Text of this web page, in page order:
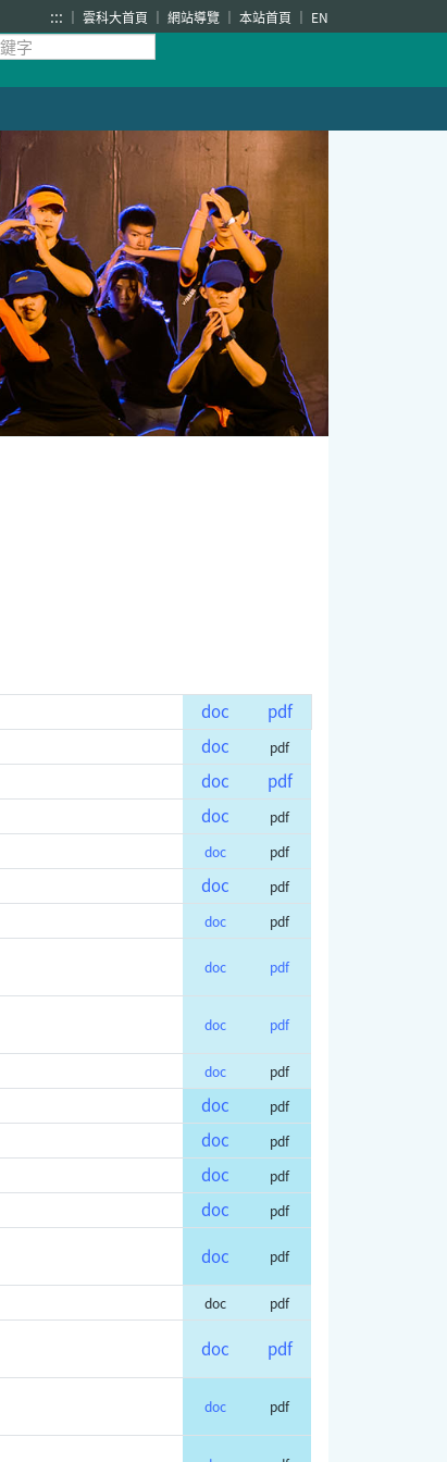
::: 雲科大首頁 網站導覽 本站首頁 EN
doc pdf
doc
pdf
doc pdf
doc
pdf
doc
pdf
doc
pdf
doc
pdf
doc pdf
doc pdf
doc pdf
doc
pdf
doc
pdf
doc
pdf
doc
pdf
doc pdf
doc
pdf
doc pdf
doc pdf